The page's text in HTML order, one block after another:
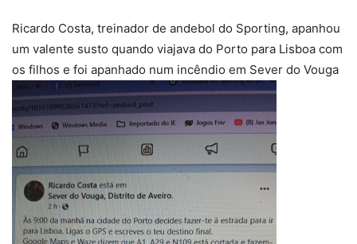
Ricardo Costa, treinador de andebol do Sporting, apanhou
um valente susto quando viajava do Porto para Lisboa com
os filhos e foi apanhado num incêndio em Sever do Vouga